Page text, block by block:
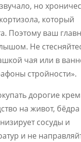
но
который
Поэтому ваш
Не
чая или в
стройности».
дорогие
на живот, бёдра
сосуды и
и не